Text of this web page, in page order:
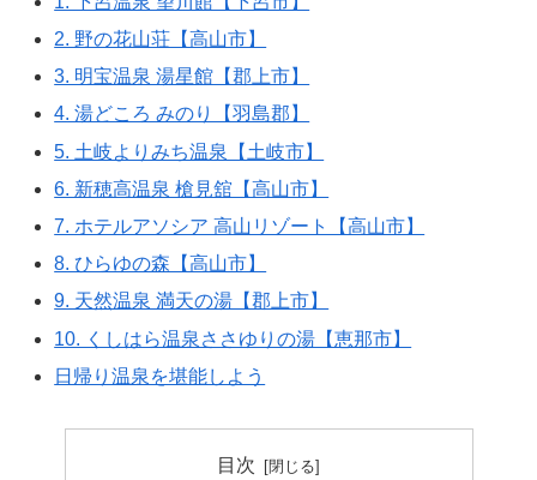
2. 野の花山荘【高山市】
3. 明宝温泉 湯星館【郡上市】
4. 湯どころ みのり【羽島郡】
5. 土岐よりみち温泉【土岐市】
6. 新穂高温泉 槍見舘【高山市】
7. ホテルアソシア 高山リゾート【高山市】
8. ひらゆの森【高山市】
9. 天然温泉 満天の湯【郡上市】
10. くしはら温泉ささゆりの湯【恵那市】
日帰り温泉を堪能しよう
目次